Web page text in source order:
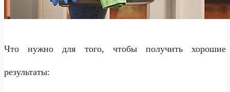
Что нужно для того, чтобы получить хорошие
результаты: